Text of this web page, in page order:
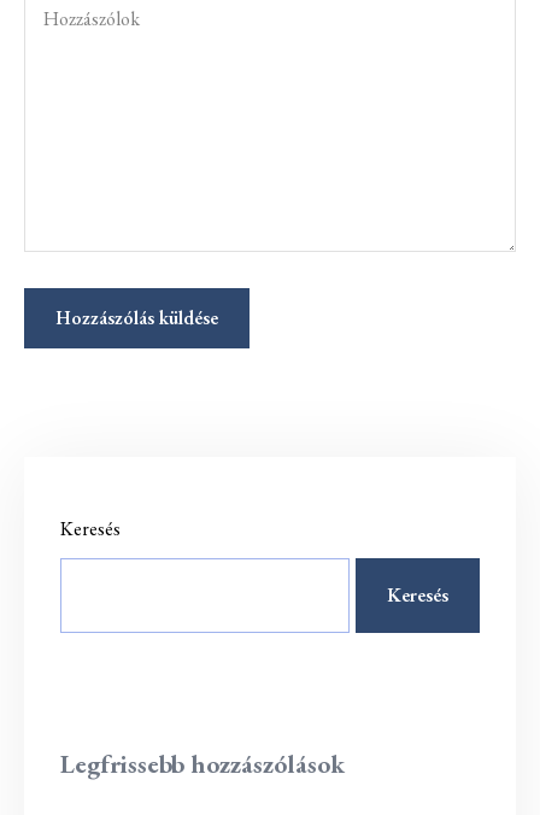
Keresés
Keresés
Legfrissebb hozzászólások